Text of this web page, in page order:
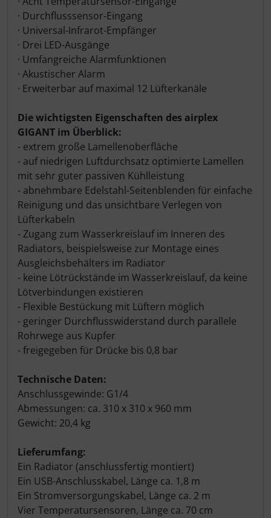
· Durchflusssensor-Eingang
· Universal-Infrarot-Empfänger
· Drei LED-Ausgänge
· Umfangreiche Alarmfunktionen
· Akustischer Alarm
· Erweiterbar auf maximal 12 Lüfterkanäle
Die wichtigsten Eigenschaften des airplex
GIGANT im Überblick:
- extrem große Lamellenoberfläche
- auf niedrigen Luftdurchsatz optimierte Lamellen
mit sehr guter passiven Kühlleistung
- abnehmbare Edelstahl-Seitenblenden für einfache
Reinigung und das unsichtbare Verlegen von
Lüfterkabeln
- Zugang zum Wasserkreislauf im Inneren des
Radiators, beispielsweise zur Montage eines
Ausgleichsbehälters im Radiator
- keine Lötrückstände im Wasserkreislauf, da keine
Lötverbindungen existieren
- Flexible Bestückung mit Lüftern möglich
- geringer Durchflusswiderstand durch parallele
Rohrwege aus Kupfer
- freigegeben für Drücke bis 0,8 bar
Technische Daten:
Anschlussgewinde: G1/4
Abmessungen: ca. 310 x 310 x 960 mm
Gewicht: 20,4 kg
Lieferumfang:
Ein Radiator (anschlussfertig montiert)
Ein USB-Anschlusskabel, Länge ca. 1,8 m
Ein Stromversorgungskabel, Länge ca. 2 m
Vier Temperatursensoren, Länge ca. 70 cm